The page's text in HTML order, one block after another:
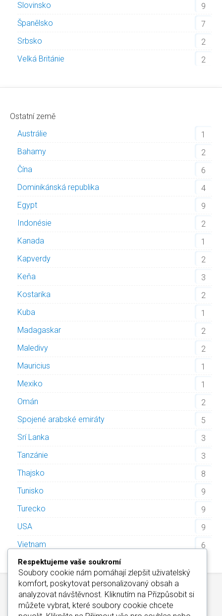
Slovinsko
9
Španělsko
7
Srbsko
2
Velká Británie
2
Ostatní země
Austrálie
1
Bahamy
2
Čína
6
Dominikánská republika
4
Egypt
9
Indonésie
2
Kanada
1
Kapverdy
2
Keňa
3
Kostarika
2
Kuba
1
Madagaskar
2
Maledivy
2
Mauricius
1
Mexiko
1
Omán
2
Spojené arabské emiráty
5
Srí Lanka
3
Tanzánie
3
Thajsko
8
Tunisko
9
Turecko
9
USA
9
Vietnam
6
Respektujeme vaše soukromí
Soubory cookie nám pomáhají zlepšit uživatelský
komfort, poskytovat personalizovaný obsah a
analyzovat návštěvnost. Kliknutím na Přizpůsobit si
můžete vybrat, které soubory cookie chcete